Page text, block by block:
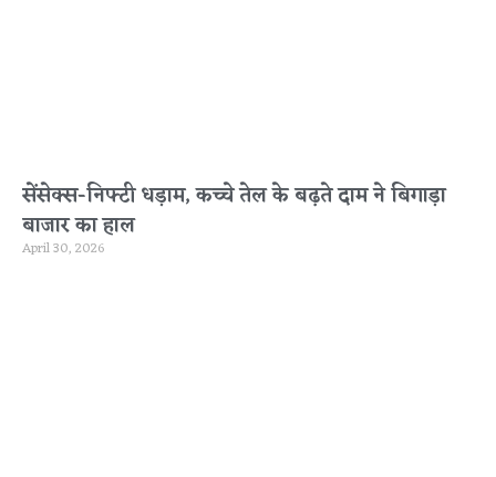
सेंसेक्स-निफ्टी धड़ाम, कच्चे तेल के बढ़ते दाम ने बिगाड़ा
बाजार का हाल
April 30, 2026